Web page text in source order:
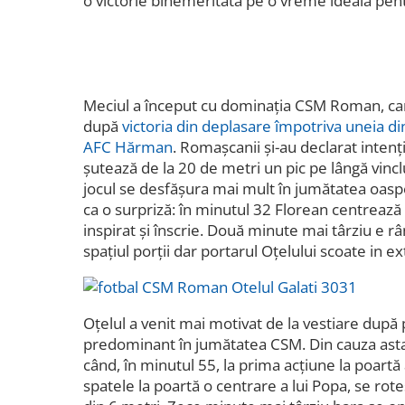
Meciul a început cu dominația CSM Roman,
după victoria din deplasare împotriva uneia
AFC Hărman. Romașcanii și-au declarat
șutează de la 20 de metri un pic pe lângă
jocul se desfășura mai mult în jumătatea
ca o surpriză: în minutul 32 Florean
inspirat și înscrie. Două minute mai târziu e
spațiul porții dar portarul Oțelului scoate in
Oțelul a venit mai motivat de la vestiare după
predominant în jumătatea CSM. Din cauza
când, în minutul 55, la prima acțiune la
spatele la poartă o centrare a lui Popa, se